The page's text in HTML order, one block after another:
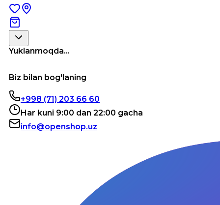
Yuklanmoqda...
Biz bilan bog'laning
+998 (71) 203 66 60
Har kuni 9:00 dan 22:00 gacha
info@openshop.uz